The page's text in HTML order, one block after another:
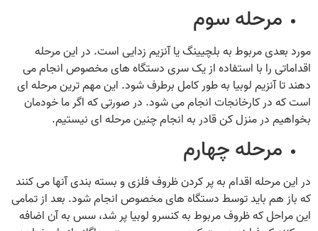
مرحله سوم
مورد بعدی مربوط به بلچیینگ یا آنزیم زدایی است. در این مرحله
اقداماتی را با استفاده از یک سری دستگاه‌ های مخصوص انجام می‌
دهند تا آنزیم لوبیا به طور کامل برطرف شود. این مهم‌ ترین مرحله‌ ای
است که در کارخانجات انجام می‌ شود. در صورتی که اگر ما خودمان
بخواهیم در منزل کن قادر به انجام چنین مرحله‌ ای نیستیم.
مرحله چهارم
در این مرحله اقدام به پر کردن ظروف فلزی و بسته‌ بندی آنها می‌ کنند
که باز هم باید توسط دستگاه‌ های مخصوص انجام شود. بعد از تمامی
این مراحل که ظروف مربوط به کنسرو لوبیا پر شد، سس به آن اضافه